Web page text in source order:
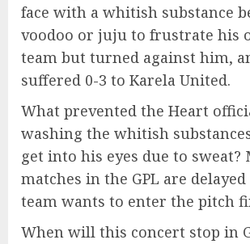
face with a whitish substance
voodoo or juju to frustrate his
team but turned against him,
suffered 0-3 to Karela United.
What prevented the Heart
washing the whitish
get into his eyes due to sweat?
matches in the GPL are
team wants to enter the pitch
When will this concert stop in